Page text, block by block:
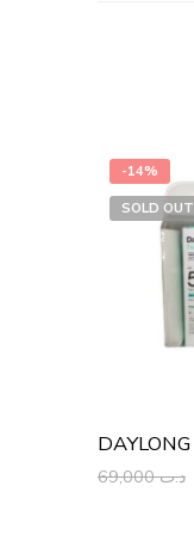
-14%
SOLD OUT
د.ت69,000